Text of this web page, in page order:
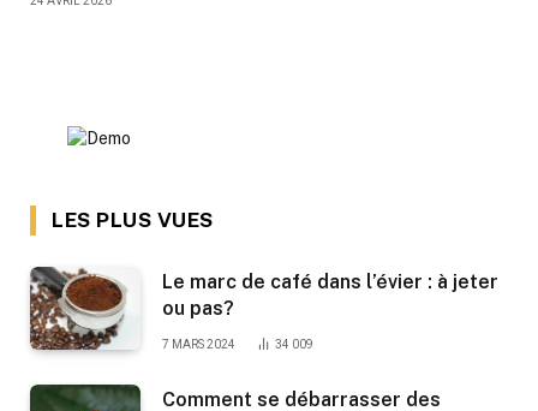
LES PLUS VUES
Le marc de café dans l’évier : à jeter
ou pas?
7 MARS 2024 34 009
Comment se débarrasser des